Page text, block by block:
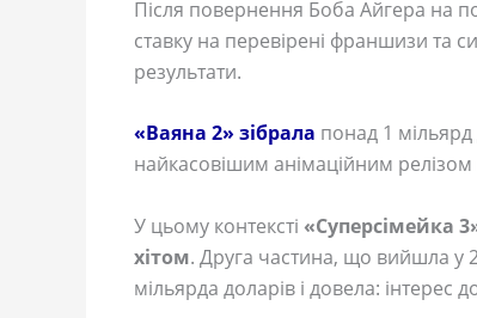
Після повернення Боба Айгера на
ставку на перевірені франшизи та
результати.
«Ваяна 2» зібрала понад 1 мільярд
найкасовішим анімаційним релізом
У цьому контексті «Суперсімейка
хітом. Друга частина, що вийшла у
мільярда доларів і довела: інтерес